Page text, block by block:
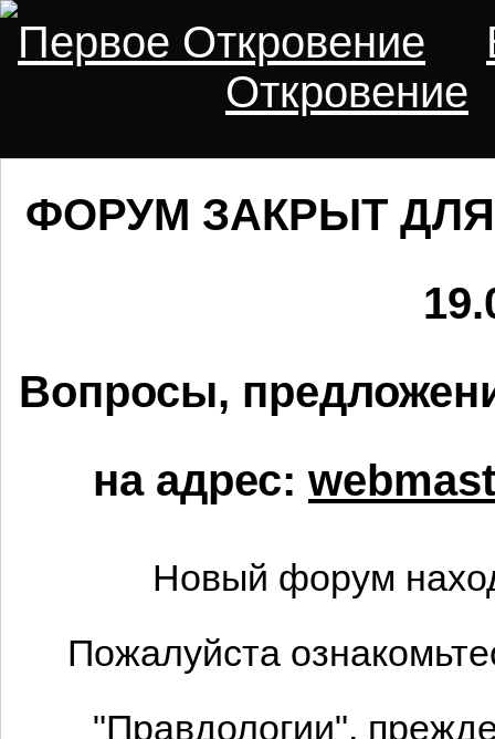
Первое Откровение
Откровение
ФОРУМ ЗАКРЫТ
Вопросы,
на адрес:
Новый форум
Пожалуйста
"Правдологии",